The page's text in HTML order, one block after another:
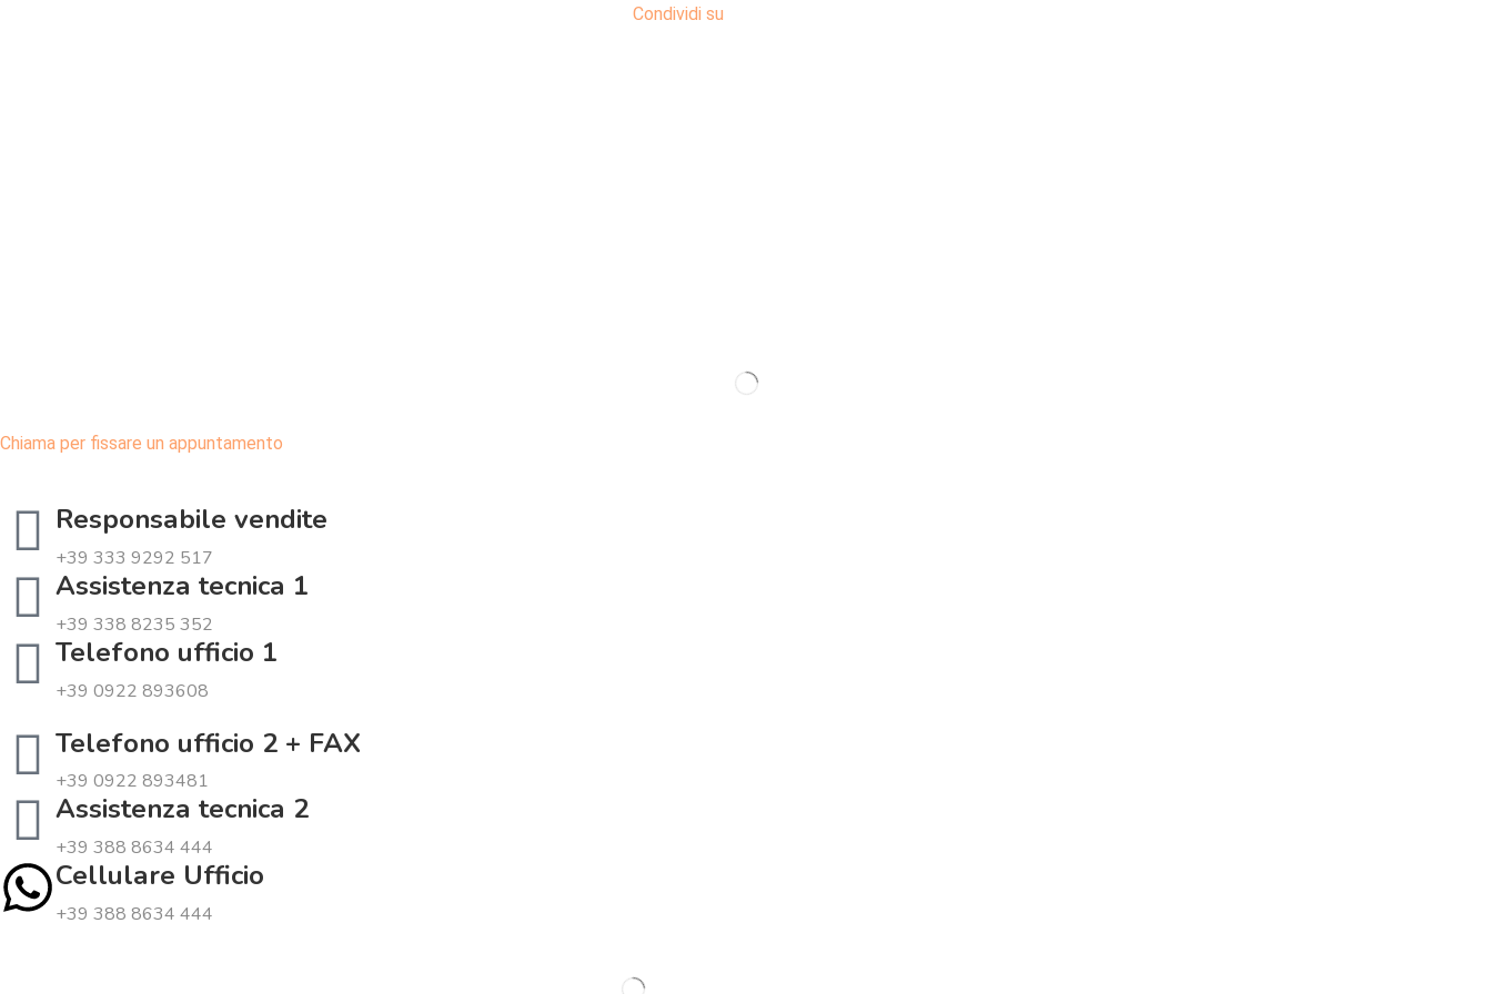
Condividi su
Chiama per fissare un appuntamento
Responsabile vendite
+39 333 9292 517
Assistenza tecnica 1
+39 338 8235 352
Telefono ufficio 1
+39 0922 893608
Telefono ufficio 2 + FAX
+39 0922 893481
Assistenza tecnica 2
+39 388 8634 444
Cellulare Ufficio
+39 388 8634 444